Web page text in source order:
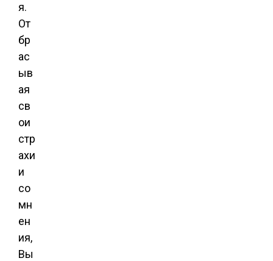
я.
От
бр
ас
ыв
ая
св
ои
стр
ахи
и
со
мн
ен
ия,
Вы